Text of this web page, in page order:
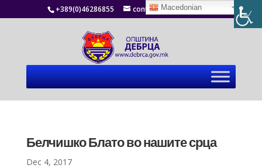
+389(0)46286855 contact@debrca.gov.mk
Белчишко Блато во нашите срца
Dec 4, 2017
Macedonian